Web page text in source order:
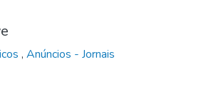
, Anúncios - Jornais